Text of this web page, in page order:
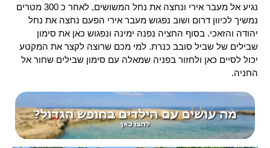
נגיע אל מעבר אירי ונחצה את נחל המשושים, לאחר כ 300 מטרים
נמשיך לכיוון דרום ושוב נפגוש מעבר אירי הפעם נחצה את נחל
יהודה והזאכי. בסוף החציה נפנה ימינה ונפגוש כאן את סימון
שבילים של שביל סובב כנרת. למי מכם שרוצה לקצר את המקטע
יכול לסיים כאן ולחזור בפניה שמאלה עם סימון שבילים שחור אל
החניה.